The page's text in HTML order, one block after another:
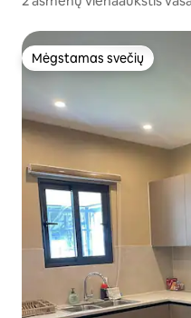
Mėgstamas svečių
Mėgstamas svečių